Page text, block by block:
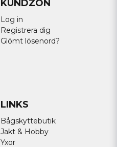
KUNDZON
Log in
Registrera dig
Glömt lösenord?
LINKS
Bågskyttebutik
Jakt & Hobby
Yxor